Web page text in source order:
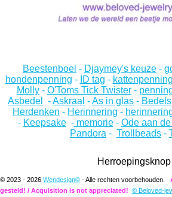
Beestenboel - Djaymey's keuze -
hondenpenning - ID tag - kattenpenning
Molly - O'Toms Tick Twister -
Asbedel
-Askraal -As in glas - Bedels
Herdenken - Herinnering -
- Keepsake-memorie- Ode aan
Pandora - Trollbeads -
Herroepingsknop
© 2023 - 2026 Wendesign© - Alle rechten voorbehouden.
gesteld! / Acquisition is not appreciated! © Beloved-